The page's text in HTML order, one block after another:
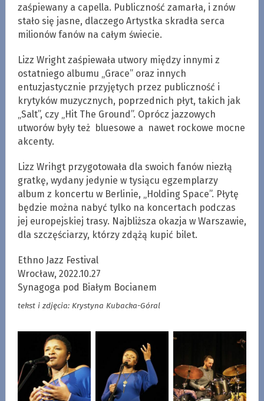
zaśpiewany a capella. Publiczność zamarła, i znów
stało się jasne, dlaczego Artystka skradła serca
milionów fanów na całym świecie.
Lizz Wright zaśpiewała utwory między innymi z
ostatniego albumu „Grace” oraz innych
entuzjastycznie przyjętych przez publiczność i
krytyków muzycznych, poprzednich płyt, takich jak
„Salt”, czy „Hit The Ground”. Oprócz jazzowych
utworów były też bluesowe a nawet rockowe mocne
akcenty.
Lizz Wrihgt przygotowała dla swoich fanów niezłą
gratkę, wydany jedynie w tysiącu egzemplarzy
album z koncertu w Berlinie, „Holding Space”. Płytę
będzie można nabyć tylko na koncertach podczas
jej europejskiej trasy. Najbliższa okazja w Warszawie,
dla szczęściarzy, którzy zdążą kupić bilet.
Ethno Jazz Festival
Wrocław, 2022.10.27
Synagoga pod Białym Bocianem
tekst i zdjęcia: Krystyna Kubacka-Góral